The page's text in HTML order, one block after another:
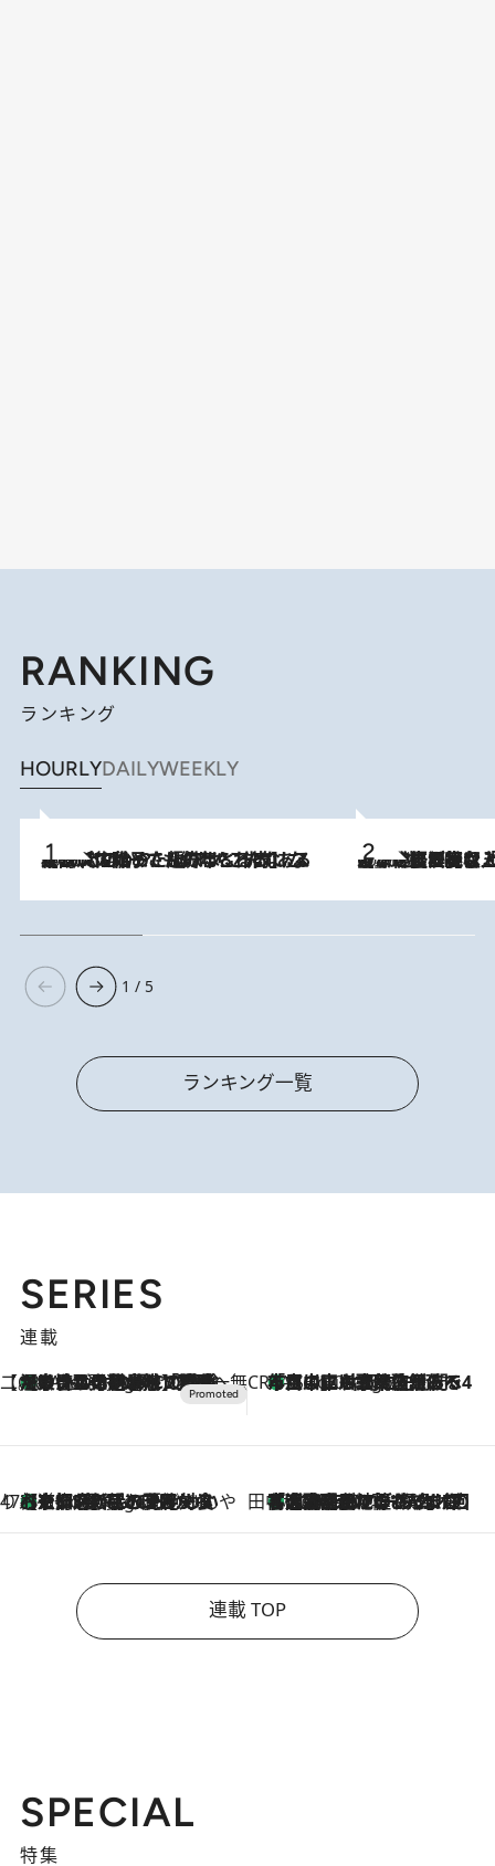
RANKING
ランキング
HOURLYDAILYWEEKLY
2026.8.5
【阿川佐和子さんの年とる力】なぜ70代で始めた趣味は“こんなに楽しい”のか？ ピアノ、俳句…スランプに陥っても続けられる“ある秘訣”とは 2026.8.5
【なぜ吉沢亮は「気配を消せる」のか？】興行収入208億の『国宝』を経て挑むミュージカル『ディア・エヴァン・ハンセン』。トップ俳優が舞台上でさらけ出した“孤独”とは
1 / 5
ランキング一覧
SERIES
連載
【CREA×星野リゾート】唯一無二。癒しと発見が待つ場所へ
6 Hours Ago
【トンボの足水浴】ヒノキの香りに包まれて涼感マックス！約13℃の湧水かけ流しを避暑地「星野温泉 トンボの湯」で体験 CREA'S CHOICE
8 Hours Ago
「立川にも歌舞伎があるんだよ」 片岡仁左衛門・市川中車ら豪華座組みで4年目の立川立飛歌舞伎へ
47都道府県の手みやげ ひんやりスイーツで夏を満喫
8 Hours Ago
【京都府】この夏絶対食べたい 冷やしておいしいおやつ3選 ひと口目から心を掴む新緑のテリーヌ 田中稲の勝手に再ブーム
2026.8.7
「湘南乃風に憧れて」観客大盛上がりの“タオル回し”に、ラッパー顔負けの高速歌唱まで…さだまさし（74）のアグレッシブすぎる現在地
連載 TOP
SPECIAL
特集